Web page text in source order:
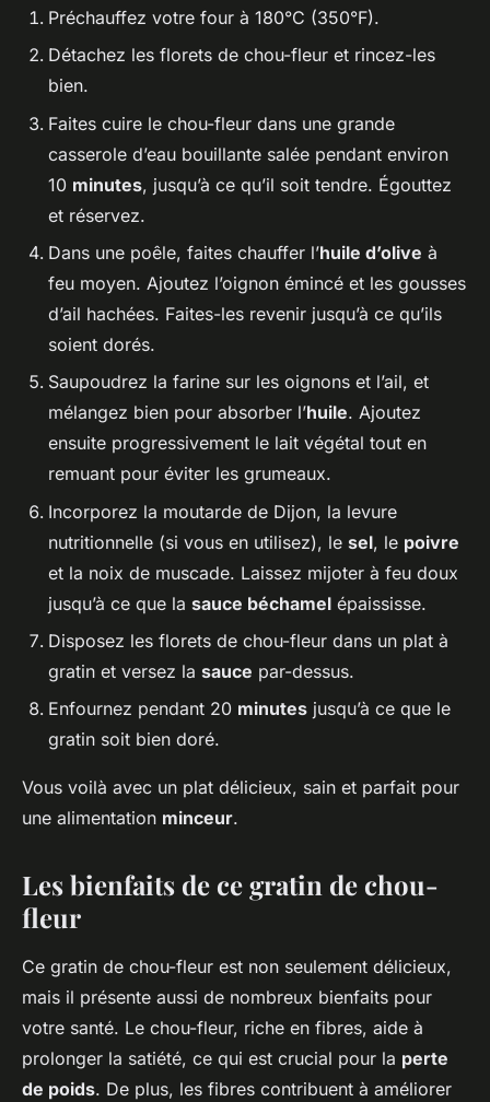
Préchauffez votre four à 180°C (350°F).
Détachez les florets de chou-fleur et rincez-les
bien.
Faites cuire le chou-fleur dans une grande
casserole d’eau bouillante salée pendant environ
10 minutes, jusqu’à ce qu’il soit tendre. Égouttez
et réservez.
Dans une poêle, faites chauffer l’huile d’olive à
feu moyen. Ajoutez l’oignon émincé et les gousses
d’ail hachées. Faites-les revenir jusqu’à ce qu’ils
soient dorés.
Saupoudrez la farine sur les oignons et l’ail, et
mélangez bien pour absorber l’huile. Ajoutez
ensuite progressivement le lait végétal tout en
remuant pour éviter les grumeaux.
Incorporez la moutarde de Dijon, la levure
nutritionnelle (si vous en utilisez), le sel, le poivre
et la noix de muscade. Laissez mijoter à feu doux
jusqu’à ce que la sauce béchamel épaississe.
Disposez les florets de chou-fleur dans un plat à
gratin et versez la sauce par-dessus.
Enfournez pendant 20 minutes jusqu’à ce que le
gratin soit bien doré.
Vous voilà avec un plat délicieux, sain et parfait pour
une alimentation minceur.
Les bienfaits de ce gratin de chou-
fleur
Ce gratin de chou-fleur est non seulement délicieux,
mais il présente aussi de nombreux bienfaits pour
votre santé. Le chou-fleur, riche en fibres, aide à
prolonger la satiété, ce qui est crucial pour la perte
de poids. De plus, les fibres contribuent à améliorer